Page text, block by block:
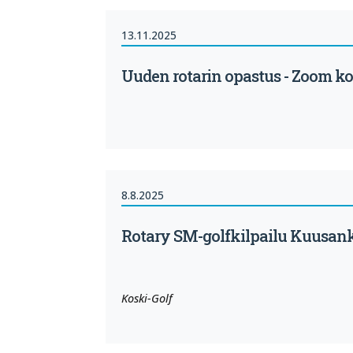
13.11.2025
Uuden rotarin opastus - Zoom
8.8.2025
Rotary SM-golfkilpailu
Koski-Golf